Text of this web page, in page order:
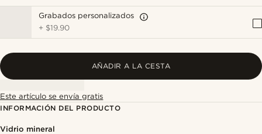
Grabados personalizados
+ $19.90
AÑADIR A LA CESTA
Este artículo se envía gratis
INFORMACIÓN DEL PRODUCTO
Vidrio mineral